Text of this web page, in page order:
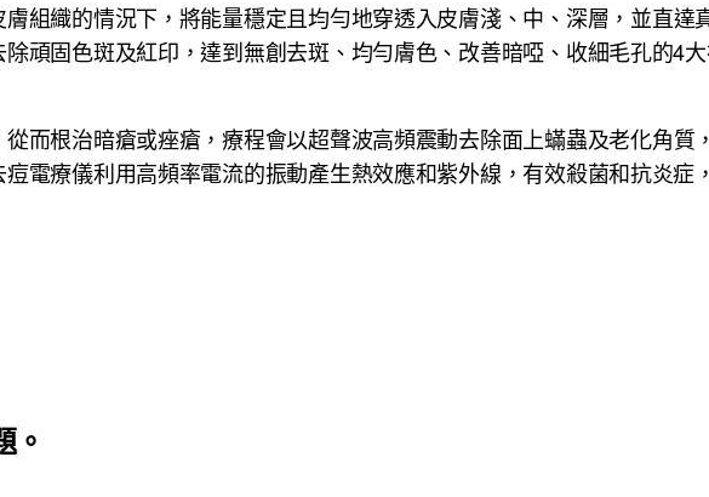
組織的情況下，將能量穩定且均勻地穿透入皮膚淺、中、深層，並直
頑固色斑及紅印，達到無創去斑、均勻膚色、改善暗啞、收細毛孔的4
而根治暗瘡或痤瘡，療程會以超聲波高頻震動去除面上蟎蟲及老化角
電療儀利用高頻率電流的振動產生熱效應和紫外線，有效殺菌和抗炎
。